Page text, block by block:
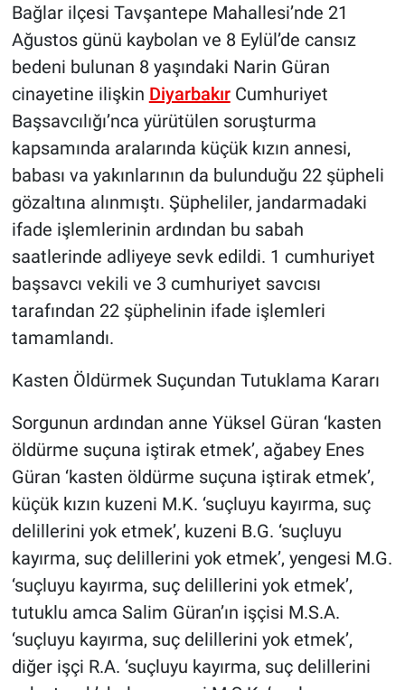
Bağlar ilçesi Tavşantepe Mahallesi’nde 21
Ağustos günü kaybolan ve 8 Eylül’de cansız
bedeni bulunan 8 yaşındaki Narin Güran
cinayetine ilişkin DiyarbakırCumhuriyet
Başsavcılığı’nca yürütülen soruşturma
kapsamında aralarında küçük kızın annesi,
babası va yakınlarının da bulunduğu 22 şüpheli
gözaltına alınmıştı. Şüpheliler, jandarmadaki
ifade işlemlerinin ardından bu sabah
saatlerinde adliyeye sevk edildi. 1 cumhuriyet
başsavcı vekili ve 3 cumhuriyet savcısı
tarafından 22 şüphelinin ifade işlemleri
tamamlandı.
Kasten Öldürmek Suçundan Tutuklama Kararı
Sorgunun ardından anne Yüksel Güran ‘kasten
öldürme suçuna iştirak etmek’, ağabey Enes
Güran ‘kasten öldürme suçuna iştirak etmek’,
küçük kızın kuzeni M.K. ‘suçluyu kayırma, suç
delillerini yok etmek’, kuzeni B.G. ‘suçluyu
kayırma, suç delillerini yok etmek’, yengesi M.G.
‘suçluyu kayırma, suç delillerini yok etmek’,
tutuklu amca Salim Güran’ın işçisi M.S.A.
‘suçluyu kayırma, suç delillerini yok etmek’,
diğer işçi R.A. ‘suçluyu kayırma, suç delillerini